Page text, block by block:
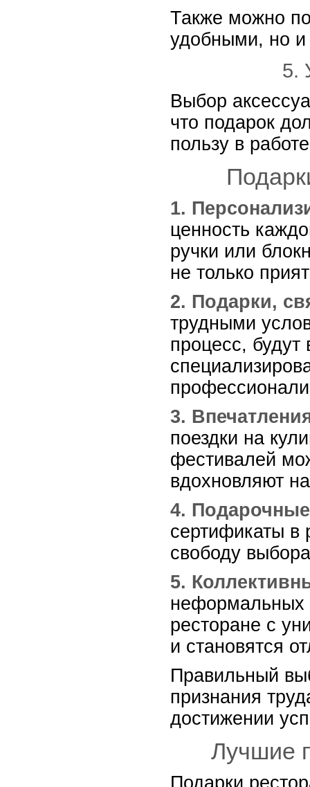
Также можно
удобными, но и
5.
Выбор
что подарок
пользу в
1.
ценность
ручки или
не только
2. Подарки,
трудными
процесс,
3.
поездки на
фестивалей
вдохновляют
4.
сертификаты в
свободу
5.
неформальных
ресторане с
и становятся
Правильный
признания
достижении
Лучшие